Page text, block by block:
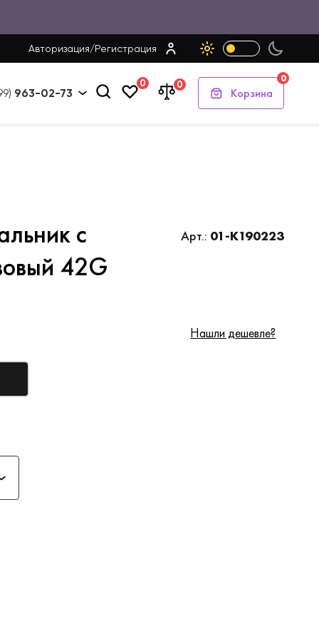
Авторизация/Регистрация
963-02-73
0 0
Корзина
0
с
42G
Арт.: 01-K190223
Нашли дешевле?